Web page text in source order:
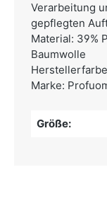
Verarbeitung
gepflegten
Material: 39%
Baumwolle
Marke:
Größe: